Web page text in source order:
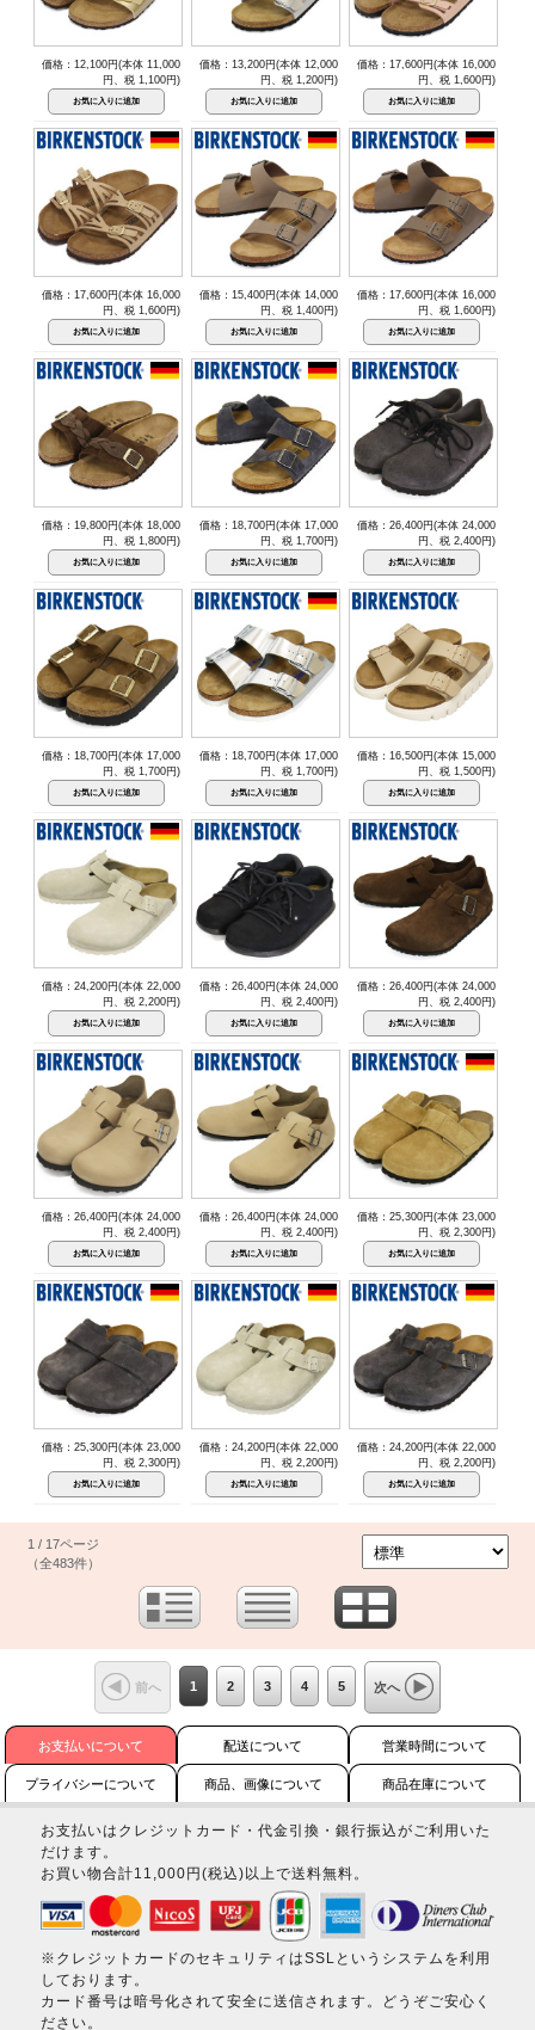
価格：12,100円(本体 11,000
円、税 1,100円)
価格：13,200円(本体 12,000
円、税 1,200円)
価格：17,600円(本体 16,000
円、税 1,600円)
価格：17,600円(本体 16,000
円、税 1,600円)
価格：15,400円(本体 14,000
円、税 1,400円)
価格：17,600円(本体 16,000
円、税 1,600円)
価格：19,800円(本体 18,000
円、税 1,800円)
価格：18,700円(本体 17,000
円、税 1,700円)
価格：26,400円(本体 24,000
円、税 2,400円)
価格：18,700円(本体 17,000
円、税 1,700円)
価格：18,700円(本体 17,000
円、税 1,700円)
価格：16,500円(本体 15,000
円、税 1,500円)
価格：24,200円(本体 22,000
円、税 2,200円)
価格：26,400円(本体 24,000
円、税 2,400円)
価格：26,400円(本体 24,000
円、税 2,400円)
価格：26,400円(本体 24,000
円、税 2,400円)
価格：26,400円(本体 24,000
円、税 2,400円)
価格：25,300円(本体 23,000
円、税 2,300円)
価格：25,300円(本体 23,000
円、税 2,300円)
価格：24,200円(本体 22,000
円、税 2,200円)
価格：24,200円(本体 22,000
円、税 2,200円)
1 / 17ページ
（全483件）
前へ 1 2 3 4 5 次へ
お支払いについて 配送について 営業時間について
プライバシーについて 商品、画像について 商品在庫について
お支払いはクレジットカード・代金引換・銀行振込がご利用いた
だけます。
お買い物合計11,000円(税込)以上で送料無料。
※クレジットカードのセキュリティはSSLというシステムを利用
しております。
カード番号は暗号化されて安全に送信されます。どうぞご安心く
ださい。